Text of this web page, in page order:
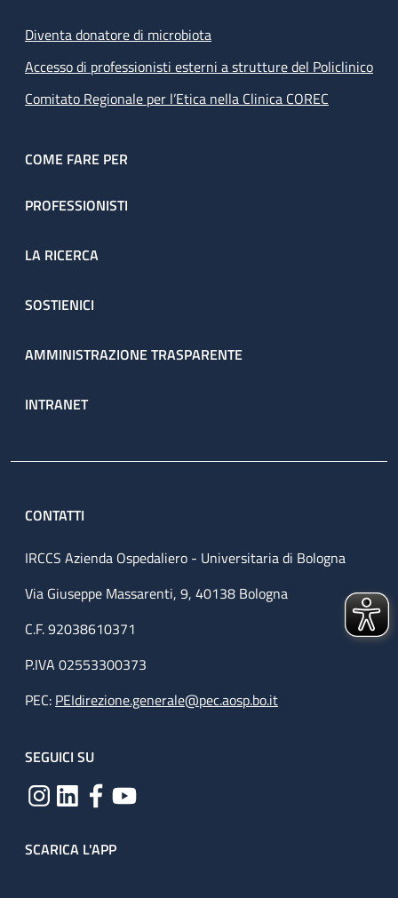
Diventa donatore di microbiota
Accesso di professionisti esterni a strutture del Policlinico
Comitato Regionale per l’Etica nella Clinica COREC
COME FARE PER
PROFESSIONISTI
LA RICERCA
SOSTIENICI
AMMINISTRAZIONE TRASPARENTE
INTRANET
CONTATTI
IRCCS Azienda Ospedaliero - Universitaria di Bologna
Via Giuseppe Massarenti, 9, 40138 Bologna
C.F. 92038610371
P.IVA 02553300373
PEC: PEIdirezione.generale@pec.aosp.bo.it
SEGUICI SU
SCARICA L'APP